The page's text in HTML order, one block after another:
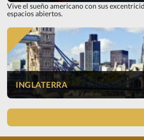
Vive el sueño americano con sus
espacios abiertos.
INGLATERRA